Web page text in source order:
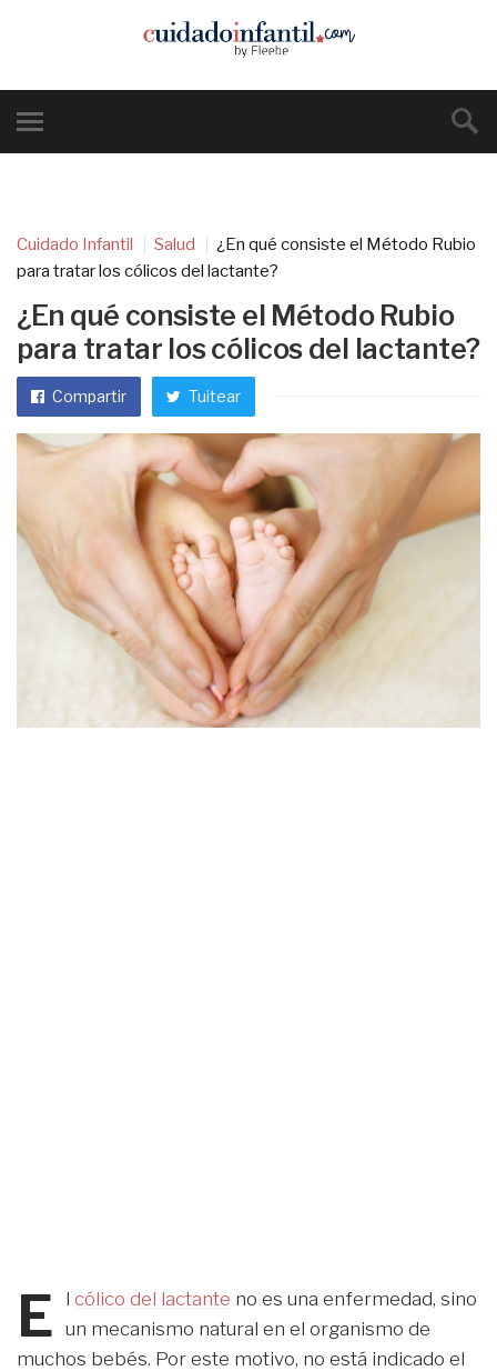
Cuidado Infantil Salud
¿En qué consiste el Método Rubio
para tratar los cólicos del lactante?
¿En qué consiste el Método Rubio
para tratar los cólicos del lactante?
Compartir Tuitear
E lcólico del lactante no es una enfermedad, sino
un mecanismo natural en el organismo de
muchos bebés. Por este motivo, no está indicado el